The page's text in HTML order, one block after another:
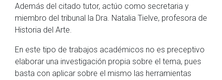
Además del citado tutor, actúo como secretaria y
miembro del tribunal la Dra. Natalia Tielve, profesora de
Historia del Arte.
En este tipo de trabajos académicos no es preceptivo
elaborar una investigación propia sobre el tema, pues
basta con aplicar sobre el mismo las herramientas